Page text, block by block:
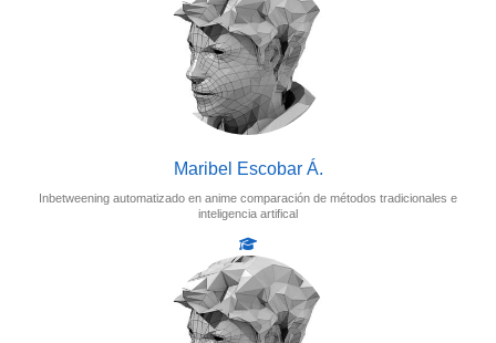
Maribel Escobar Á.
Inbetweening automatizado en anime comparación de métodos tradicionales e
inteligencia artifical